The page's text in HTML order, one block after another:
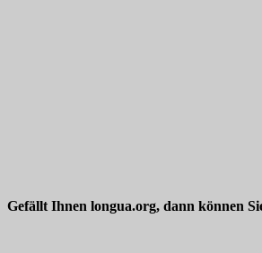
Gefällt Ihnen longua.org, dann können